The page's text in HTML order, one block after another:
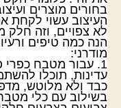
בחורים מוצרים
העיצוב עשוי
לא צפויים, וזה חלק
הנה כמה טיפים
מודרני:
1. עבור מטבח
עדינות, תוכלו
כבד ולא מלוטש,
בשילוב עם כלי מטבח